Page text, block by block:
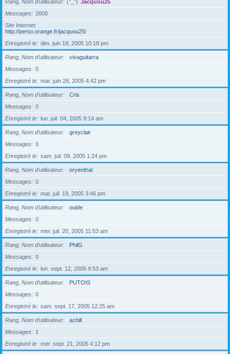
Rang, Nom d’utilisateur (°_°) Jacquou25
Messages
2008
Site Internet
http://perso.orange.fr/jacquou25/
Enregistré le
dim. juin 19, 2005 10:18 pm
Rang, Nom d’utilisateur
vivaguitarra
Messages
0
Enregistré le
mar. juin 28, 2005 4:42 pm
Rang, Nom d’utilisateur
Cris
Messages
0
Enregistré le
lun. juil. 04, 2005 9:14 am
Rang, Nom d’utilisateur
greyclair
Messages
0
Enregistré le
sam. juil. 09, 2005 1:24 pm
Rang, Nom d’utilisateur
oryenthal
Messages
0
Enregistré le
mar. juil. 19, 2005 3:46 pm
Rang, Nom d’utilisateur
ouide
Messages
0
Enregistré le
mer. juil. 20, 2005 11:53 am
Rang, Nom d’utilisateur
PhilG
Messages
0
Enregistré le
lun. sept. 12, 2005 9:53 am
Rang, Nom d’utilisateur
PUTOIS
Messages
0
Enregistré le
sam. sept. 17, 2005 12:25 am
Rang, Nom d’utilisateur
achill
Messages
1
Enregistré le
mer. sept. 21, 2005 4:12 pm